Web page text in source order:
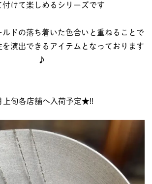
付けて楽しめるシリーズです
ルドの落ち着いた色合いと重ねることで
を演出できるアイテムとなっております
♪
上旬各店舗へ入荷予定★‼